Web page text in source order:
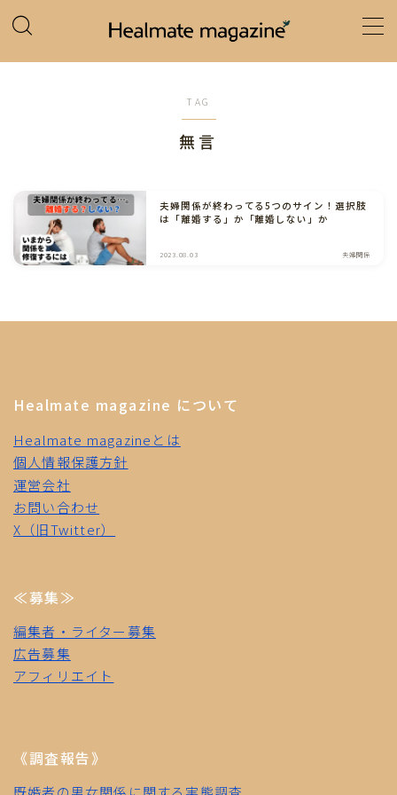
MENU
TAG
無言
夫婦関係が終わってる5つのサイン！選択肢
は「離婚する」か「離婚しない」か
2023.08.03 夫婦関係
Healmate magazine について
Healmate magazineとは
個人情報保護方針
運営会社
お問い合わせ
X（旧Twitter）
≪募集≫
編集者・ライター募集
広告募集
アフィリエイト
《調査報告》